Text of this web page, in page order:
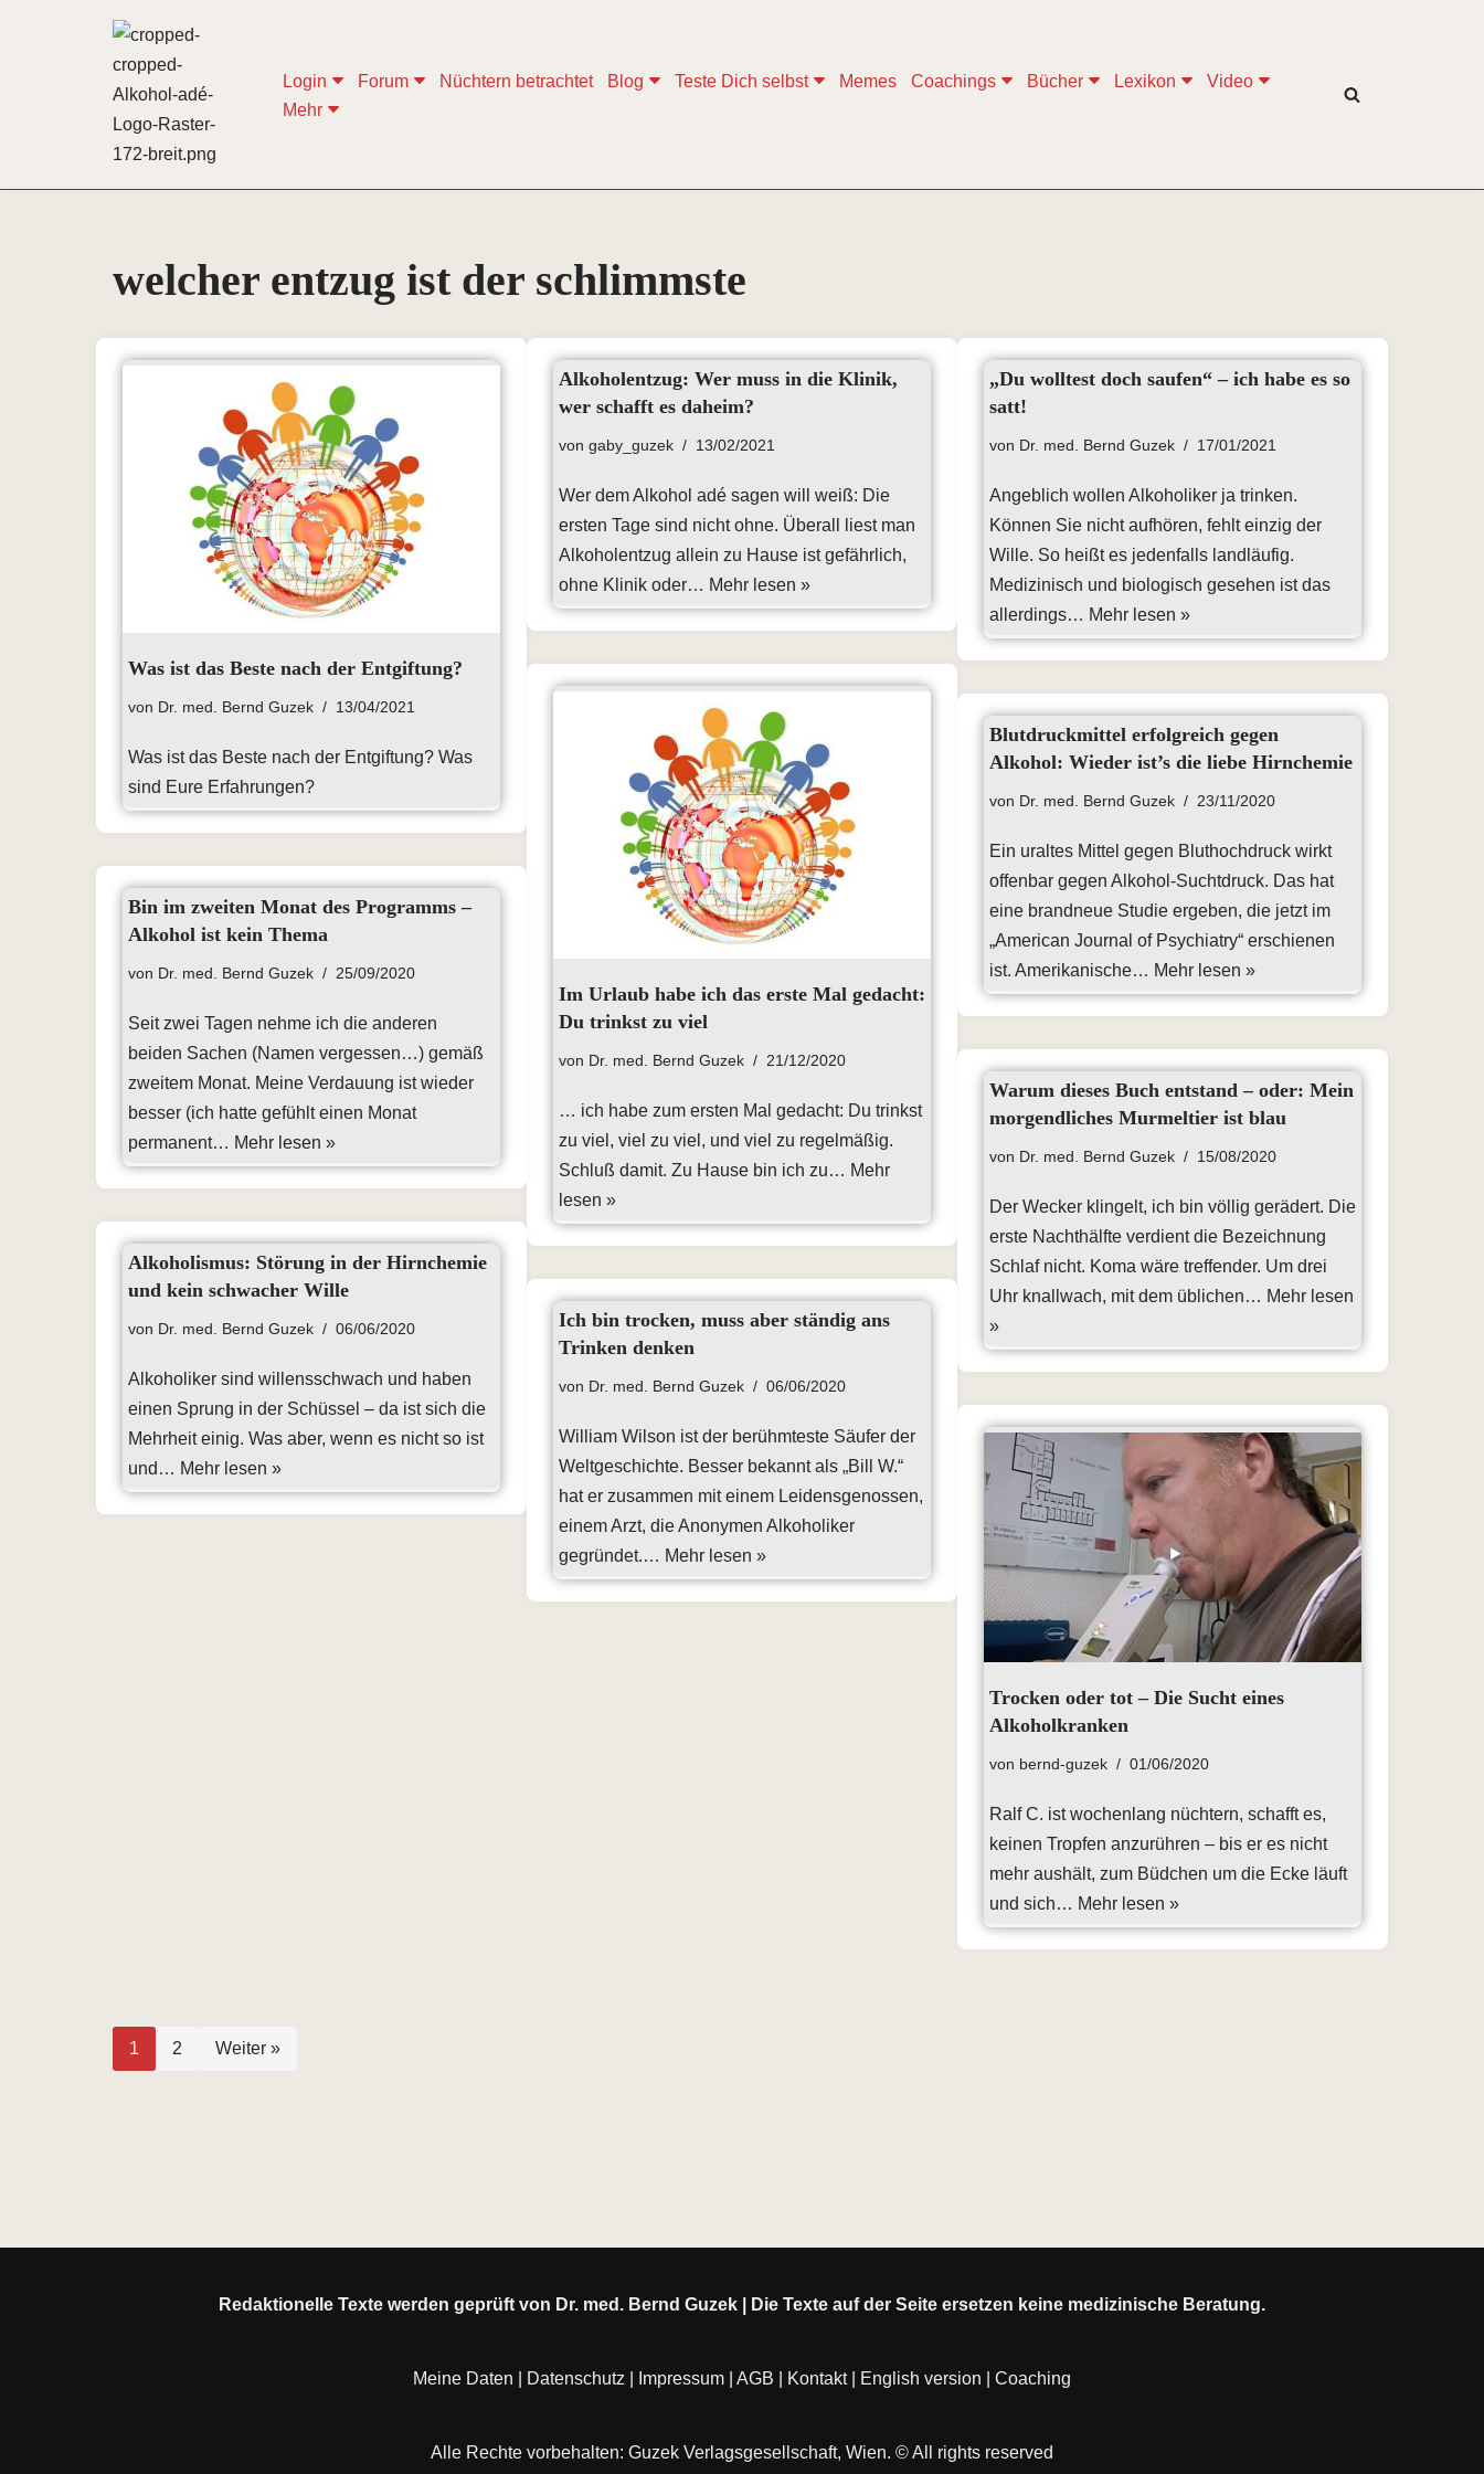
Login Forum Nüchtern betrachtet Blog Teste Dich selbst Memes Coachings Bücher Lexikon
Video
Mehr
welcher entzug ist der schlimmste
Was ist das Beste nach der Entgiftung?
von Dr. med. Bernd Guzek 13/04/2021
Was ist das Beste nach der Entgiftung? Was
sind Eure Erfahrungen?
Alkoholentzug: Wer muss in die Klinik,
wer schafft es daheim?
von gaby_guzek 13/02/2021
Wer dem Alkohol adé sagen will weiß: Die
ersten Tage sind nicht ohne. Überall liest man
Alkoholentzug allein zu Hause ist gefährlich,
ohne Klinik oder… Mehr lesen »
„Du wolltest doch saufen“ – ich habe es so
satt!
von Dr. med. Bernd Guzek 17/01/2021
Angeblich wollen Alkoholiker ja trinken.
Können Sie nicht aufhören, fehlt einzig der
Wille. So heißt es jedenfalls landläufig.
Medizinisch und biologisch gesehen ist das
allerdings… Mehr lesen »
Im Urlaub habe ich das erste Mal gedacht:
Du trinkst zu viel
von Dr. med. Bernd Guzek 21/12/2020
… ich habe zum ersten Mal gedacht: Du trinkst
zu viel, viel zu viel, und viel zu regelmäßig.
Schluß damit. Zu Hause bin ich zu… Mehr
lesen »
Blutdruckmittel erfolgreich gegen
Alkohol: Wieder ist’s die liebe Hirnchemie
von Dr. med. Bernd Guzek 23/11/2020
Ein uraltes Mittel gegen Bluthochdruck wirkt
offenbar gegen Alkohol-Suchtdruck. Das hat
eine brandneue Studie ergeben, die jetzt im
„American Journal of Psychiatry“ erschienen
ist. Amerikanische… Mehr lesen »
Bin im zweiten Monat des Programms –
Alkohol ist kein Thema
von Dr. med. Bernd Guzek 25/09/2020
Seit zwei Tagen nehme ich die anderen
beiden Sachen (Namen vergessen…) gemäß
zweitem Monat. Meine Verdauung ist wieder
besser (ich hatte gefühlt einen Monat
permanent… Mehr lesen »
Warum dieses Buch entstand – oder: Mein
morgendliches Murmeltier ist blau
von Dr. med. Bernd Guzek 15/08/2020
Der Wecker klingelt, ich bin völlig gerädert. Die
erste Nachthälfte verdient die Bezeichnung
Schlaf nicht. Koma wäre treffender. Um drei
Uhr knallwach, mit dem üblichen… Mehr lesen
»
Alkoholismus: Störung in der Hirnchemie
und kein schwacher Wille
von Dr. med. Bernd Guzek 06/06/2020
Alkoholiker sind willensschwach und haben
einen Sprung in der Schüssel – da ist sich die
Mehrheit einig. Was aber, wenn es nicht so ist
und… Mehr lesen »
Ich bin trocken, muss aber ständig ans
Trinken denken
von Dr. med. Bernd Guzek 06/06/2020
William Wilson ist der berühmteste Säufer der
Weltgeschichte. Besser bekannt als „Bill W.“
hat er zusammen mit einem Leidensgenossen,
einem Arzt, die Anonymen Alkoholiker
gegründet.… Mehr lesen »
Trocken oder tot – Die Sucht eines
Alkoholkranken
von bernd-guzek 01/06/2020
Ralf C. ist wochenlang nüchtern, schafft es,
keinen Tropfen anzurühren – bis er es nicht
mehr aushält, zum Büdchen um die Ecke läuft
und sich… Mehr lesen »
1 2 Weiter »
Redaktionelle Texte werden geprüft von Dr. med. Bernd Guzek | Die Texte auf der Seite ersetzen keine medizinische Beratung.
Meine Daten Datenschutz Impressum AGB Kontakt| English version Coaching
Alle Rechte vorbehalten: Guzek Verlagsgesellschaft, Wien. © All rights reserved